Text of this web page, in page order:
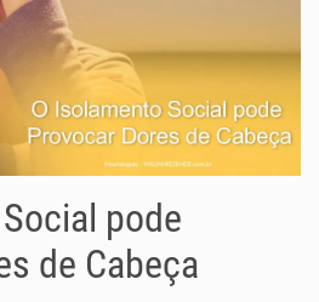
pode
de Cabeça